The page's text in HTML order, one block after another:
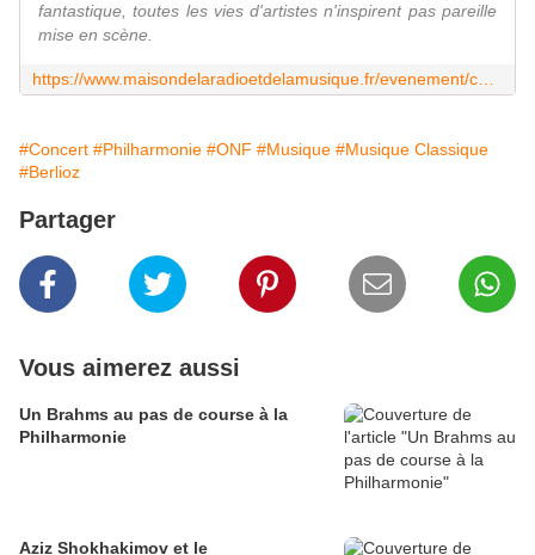
fantastique, toutes les vies d'artistes n'inspirent pas pareille
mise en scène.
#Concert #Philharmonie #ONF #Musique #Musique Classique
#Berlioz
Partager
Vous aimerez aussi
Un Brahms au pas de course à la
Philharmonie
Aziz Shokhakimov et le